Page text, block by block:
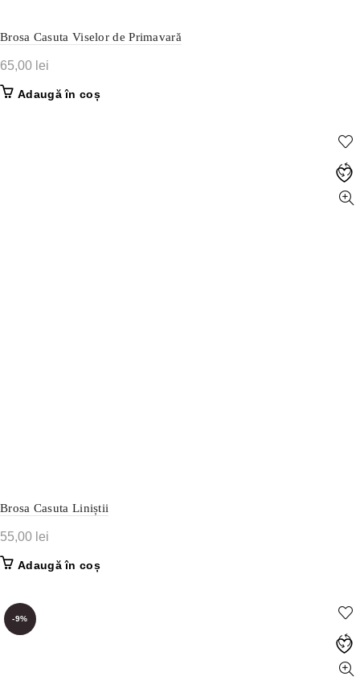
Brosa Casuta Viselor de Primavară
65,00 lei
Adaugă în coș
Brosa Casuta Liniștii
55,00 lei
Adaugă în coș
-9%